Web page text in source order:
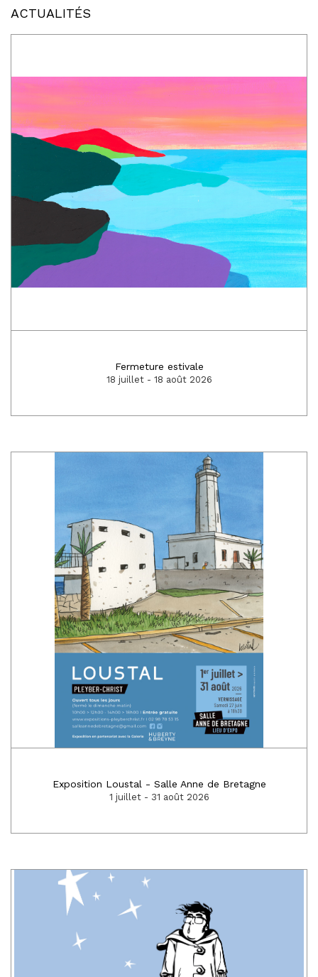
ACTUALITÉS
Fermeture estivale
18 juillet - 18 août 2026
Exposition Loustal - Salle Anne de Bretagne
1 juillet - 31 août 2026